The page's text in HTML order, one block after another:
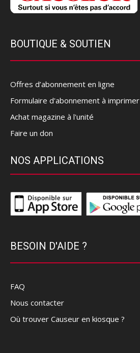
BOUTIQUE & SOUTIEN
Offres d’abonnement en ligne
Formulaire d'abonnement à imprimer
Achat magazine à l'unité
Faire un don
NOS APPLICATIONS
BESOIN D'AIDE ?
FAQ
Nous contacter
Où trouver Causeur en kiosque ?